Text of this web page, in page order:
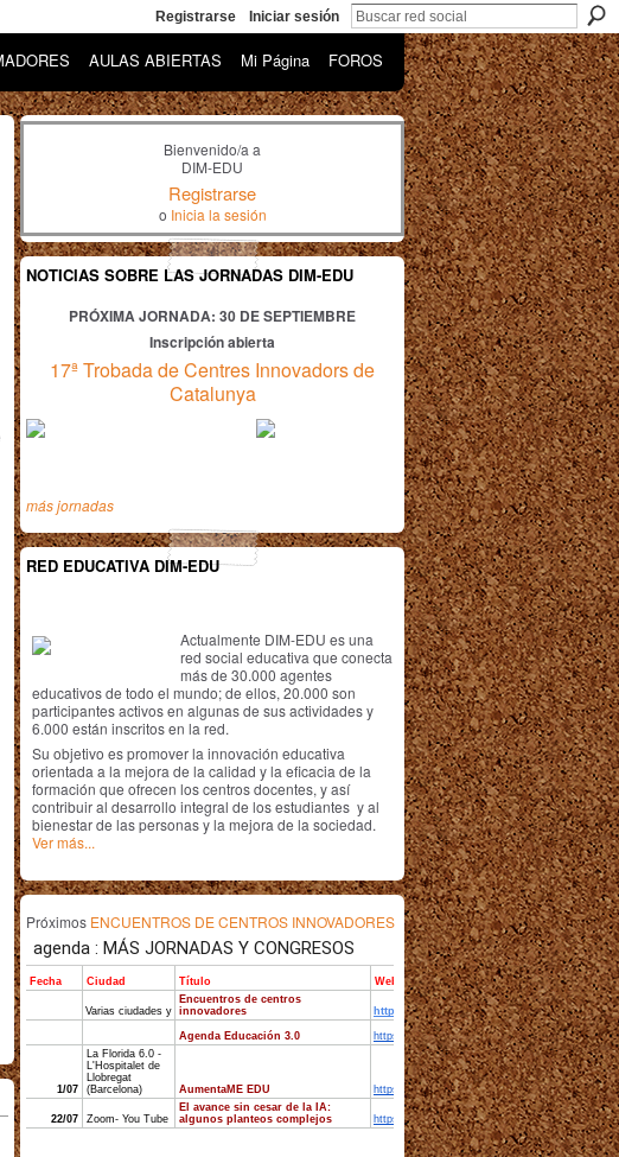
Registrarse Iniciar sesión
AULAS ABIERTAS Mi Página FOROS
Bienvenido/a a
DIM-EDU
Registrarse
o Inicia la sesión
NOTICIAS SOBRE LAS JORNADAS DIM-EDU
PRÓXIMA JORNADA: 30 DE SEPTIEMBRE
Inscripción abierta
17ª Trobada de Centres Innovadors de
Catalunya
más jornadas
RED EDUCATIVA DIM-EDU
Actualmente DIM-EDU es una
red social educativa que conecta
más de 30.000 agentes
educativos de todo el mundo; de ellos, 20.000 son
participantes activos en algunas de sus actividades y
6.000 están inscritos en la red.
Su objetivo es promover la innovación educativa
orientada a la mejora de la calidad y la eficacia de la
formación que ofrecen los centros docentes, y así
contribuir al desarrollo integral de los estudiantes y al
bienestar de las personas y la mejora de la sociedad.
Ver más...
Próximos ENCUENTROS DE CENTROS INNOVADORES